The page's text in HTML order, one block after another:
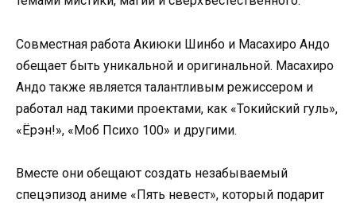
Совместная работа Акиюки Шинбо и Масахиро Андо
обещает быть уникальной и оригинальной. Масахиро
Андо также является талантливым режиссером и
работал над такими проектами, как «Токийский гуль»,
«Ёрэн!», «Моб Психо 100» и другими.
Вместе они обещают создать незабываемый
спецэпизод аниме «Пять невест», который подарит